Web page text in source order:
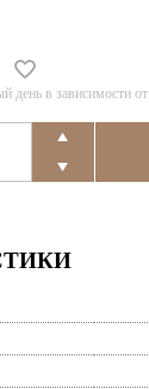
день в зависимости